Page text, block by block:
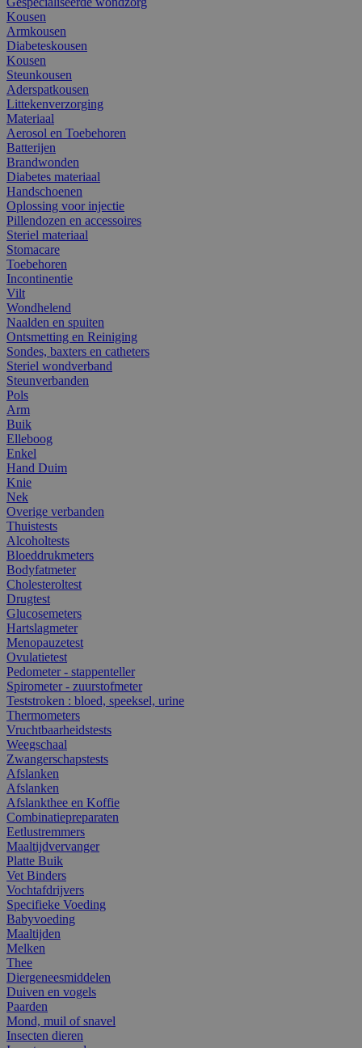
Kousen
Armkousen
Diabeteskousen
Kousen
Steunkousen
Aderspatkousen
Littekenverzorging
Materiaal
Aerosol en Toebehoren
Batterijen
Brandwonden
Diabetes materiaal
Handschoenen
Oplossing voor injectie
Pillendozen en accessoires
Steriel materiaal
Stomacare
Toebehoren
Incontinentie
Vilt
Wondhelend
Naalden en spuiten
Ontsmetting en Reiniging
Sondes, baxters en catheters
Steriel wondverband
Steunverbanden
Pols
Arm
Buik
Elleboog
Enkel
Hand Duim
Knie
Nek
Overige verbanden
Thuistests
Alcoholtests
Bloeddrukmeters
Bodyfatmeter
Cholesteroltest
Drugtest
Glucosemeters
Hartslagmeter
Menopauzetest
Ovulatietest
Pedometer - stappenteller
Spirometer - zuurstofmeter
Teststroken : bloed, speeksel, urine
Thermometers
Vruchtbaarheidstests
Weegschaal
Zwangerschapstests
Afslanken
Afslanken
Afslankthee en Koffie
Combinatiepreparaten
Eetlustremmers
Maaltijdvervanger
Platte Buik
Vet Binders
Vochtafdrijvers
Specifieke Voeding
Babyvoeding
Maaltijden
Melken
Thee
Diergeneesmiddelen
Duiven en vogels
Paarden
Mond, muil of snavel
Insecten dieren